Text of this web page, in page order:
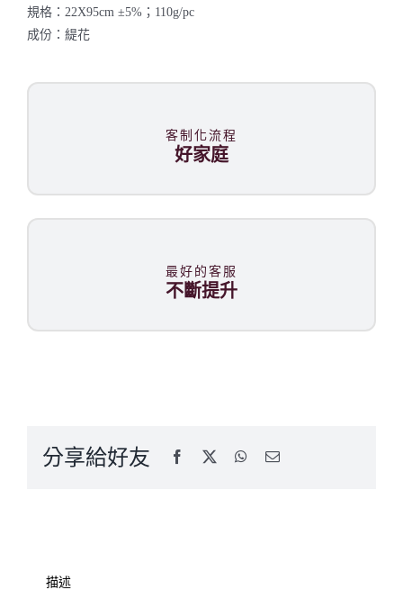
規格：22X95cm ±5%；110g/pc
成份：緹花
客制化流程
好家庭
最好的客服
不斷提升
分享給好友
描述